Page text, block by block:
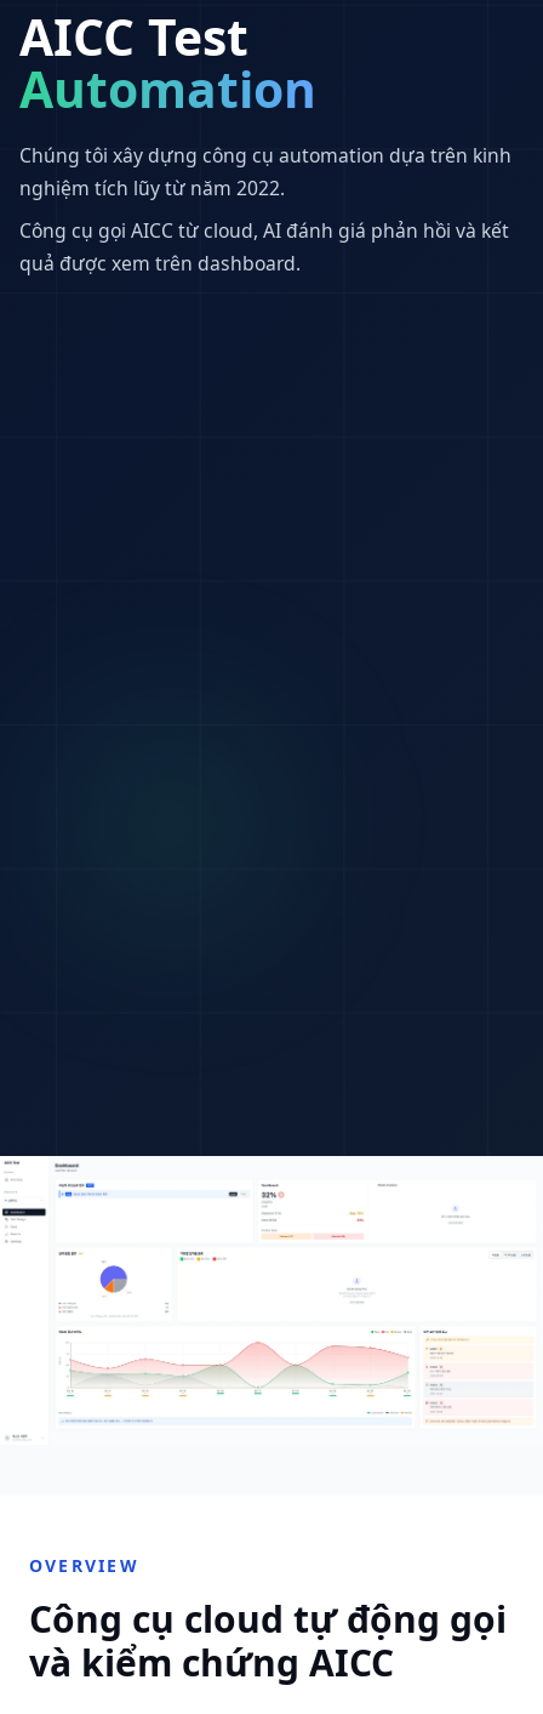
AICC Test
Automation
Chúng tôi xây dựng công cụ automation dựa trên kinh
nghiệm tích lũy từ năm 2022.
Công cụ gọi AICC từ cloud, AI đánh giá phản hồi và kết
quả được xem trên dashboard.
OVERVIEW
Công cụ cloud tự động gọi
và kiểm chứng AICC